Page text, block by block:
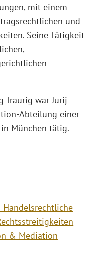
mit einem
und
Seine Tätigkeit
Traurig war Jurij
Abteilung einer
München tätig.
& Mediation